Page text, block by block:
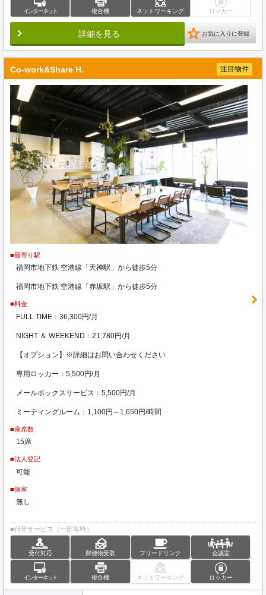
インターネット 複合機 ネットワーキング ロッカー
詳細を見る お気に入りに登録
Co-work&Share H. 注目物件
■最寄り駅
福岡市地下鉄 空港線「天神駅」から徒歩5分
福岡市地下鉄 空港線「赤坂駅」から徒歩5分
■料金
FULL TIME：36,300円/月
NIGHT ＆ WEEKEND：21,780円/月
【オプション】※詳細はお問い合わせください
専用ロッカー：5,500円/月
メールボックスサービス：5,500円/月
ミーティングルーム：1,100円～1,650円/時間
■座席数
15席
■法人登記
可能
■個室
無し
■付帯サービス（一部有料）
受付対応 郵便物受取 フリードリンク 会議室
インターネット 複合機 ネットワーキング ロッカー